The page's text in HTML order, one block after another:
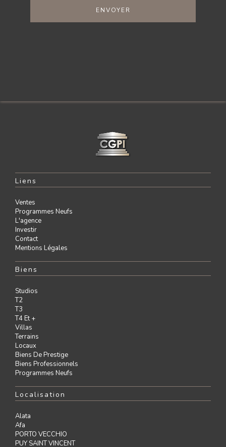
ENVOYER
Liens
Ventes
Programmes Neufs
L'agence
Investir
Contact
Mentions Légales
Biens
Studios
T2
T3
T4 Et +
Villas
Terrains
Locaux
Biens De Prestige
Biens Professionnels
Programmes Neufs
Localisation
Alata
Afa
PORTO VECCHIO
PUY SAINT VINCENT